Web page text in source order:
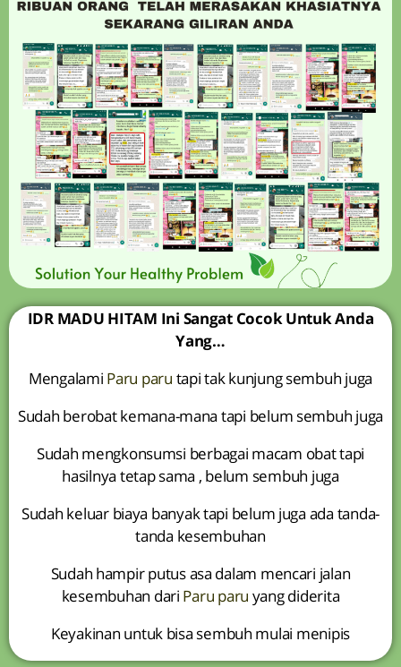
IDR MADU HITAM Ini Sangat Cocok Untuk Anda
Yang…
Mengalami Paru paru tapi tak kunjung sembuh juga
Sudah berobat kemana-mana tapi belum sembuh juga
Sudah mengkonsumsi berbagai macam obat tapi
hasilnya tetap sama , belum sembuh juga
Sudah keluar biaya banyak tapi belum juga ada tanda-
tanda kesembuhan
Sudah hampir putus asa dalam mencari jalan
kesembuhan dari Paru paru yang diderita
Keyakinan untuk bisa sembuh mulai menipis